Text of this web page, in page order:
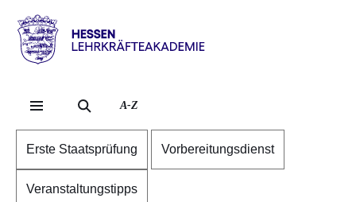
Direkt zum Kopf der
Direkt zum Inhalt
Direkt zum Fuß der
Hessen
Lehrkräfteakademie
A-Z
Erste Staatsprüfung Vorbereitungsdienst
Veranstaltungstipps